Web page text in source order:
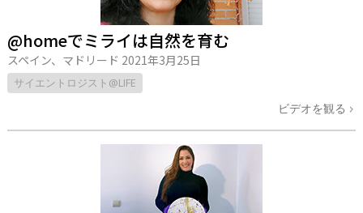
@homeでミライは自然を育む
スペイン、マドリード 2021年3月25日
サイエントロジスト@LIFE
ビデオを観る